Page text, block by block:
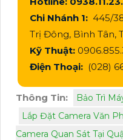
Chi Nhánh 1: 445/
Trị Đông, Bình Tân,
Kỹ Thuật:
Điện Thoại: (028)
Thông Tin:
Bảo Trì
Lắp Đặt Camera Văn
Camera Quan Sát Tại